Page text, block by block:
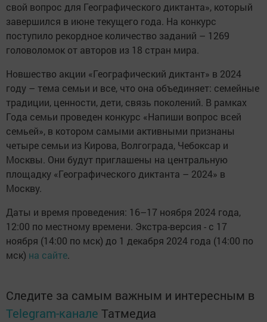
свой вопрос для Географического диктанта», который
завершился в июне текущего года. На конкурс
поступило рекордное количество заданий – 1269
головоломок от авторов из 18 стран мира.
Новшество акции «Географический диктант» в 2024
году – тема семьи и все, что она объединяет: семейные
традиции, ценности, дети, связь поколений. В рамках
Года семьи проведен конкурс «Напиши вопрос всей
семьей», в котором самыми активными признаны
четыре семьи из Кирова, Волгограда, Чебоксар и
Москвы. Они будут приглашены на центральную
площадку «Географического диктанта – 2024» в
Москву.
Даты и время проведения: 16–17 ноября 2024 года,
12:00 по местному времени. Экстра-версия - с 17
ноября (14:00 по мск) до 1 декабря 2024 года (14:00 по
мск) на сайте.
Следите за самым важным и интересным в
Telegram-канале Татмедиа